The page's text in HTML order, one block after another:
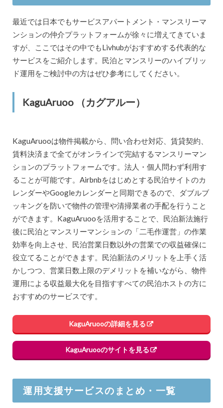
最近では日本でもサービスアパートメント・マンスリーマ
ンションの仲介プラットフォームが徐々に増えてきていま
すが、ここではその中でもLivhubがおすすめする代表的な
サービスをご紹介します。民泊とマンスリーのハイブリッ
ド運用をご検討中の方はぜひ参考にしてください。
KaguAruoo （カグアルー）
KaguAruooは物件掲載から、問い合わせ対応、賃貸契約、
賃料決済まで全てがオンラインで完結するマンスリーマン
ションのプラットフォームです。法人・個人問わず利用す
ることが可能です。Airbnbをはじめとする民泊サイトのカ
レンダーやGoogleカレンダーと同期できるので、ダブルブ
ッキングを防いで物件の管理や清掃業者の手配を行うこと
ができます。KaguAruooを活用することで、民泊新法施行
後に民泊とマンスリーマンションの「二毛作運営」の作業
効率を向上させ、民泊営業日数以外の営業での収益確保に
役立てることができます。民泊新法のメリットを上手く活
かしつつ、営業日数上限のデメリットを補いながら、物件
運用による収益最大化を目指すすべての民泊ホストの方に
おすすめのサービスです。
KaguAruooの詳細を見る
KaguAruooのサイトを見る
運用支援サービスのまとめ・一覧